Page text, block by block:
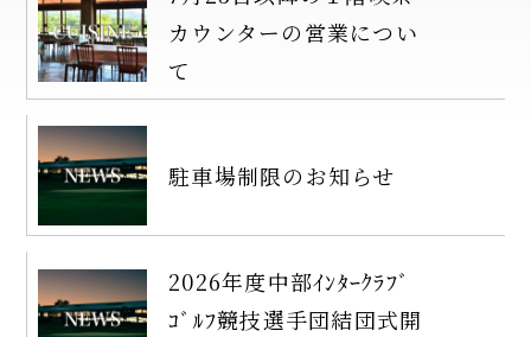
カウンターの営業につい
て
駐車場制限のお知らせ
2026年度中部ｲﾝﾀｰｸﾗﾌﾞ
ｺﾞﾙﾌ競技選手団結団式開